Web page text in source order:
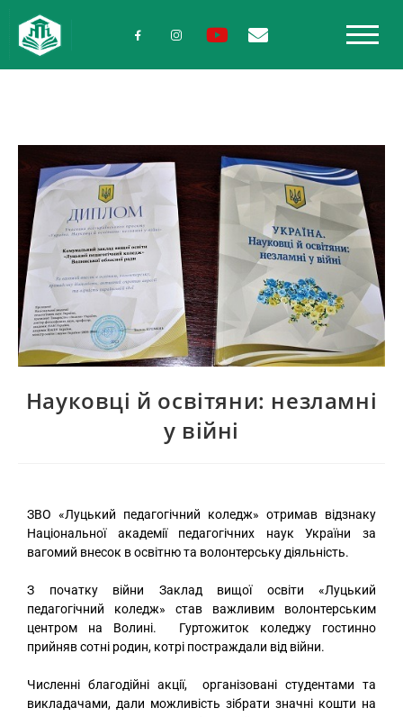
Науковці й освітяни: незламні
у війні
ЗВО «Луцький педагогічний коледж» отримав відзнаку
Національної академії педагогічних наук України за
вагомий внесок в освітню та волонтерську діяльність.
З початку війни Заклад вищої освіти «Луцький
педагогічний коледж» став важливим волонтерським
центром на Волині. Гуртожиток коледжу гостинно
прийняв сотні родин, котрі постраждали від війни.
Численні благодійні акції, організовані студентами та
викладачами, дали можливість зібрати значні кошти на